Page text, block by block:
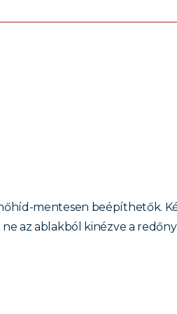
mentesen beépíthetők.
az ablakból kinézve a